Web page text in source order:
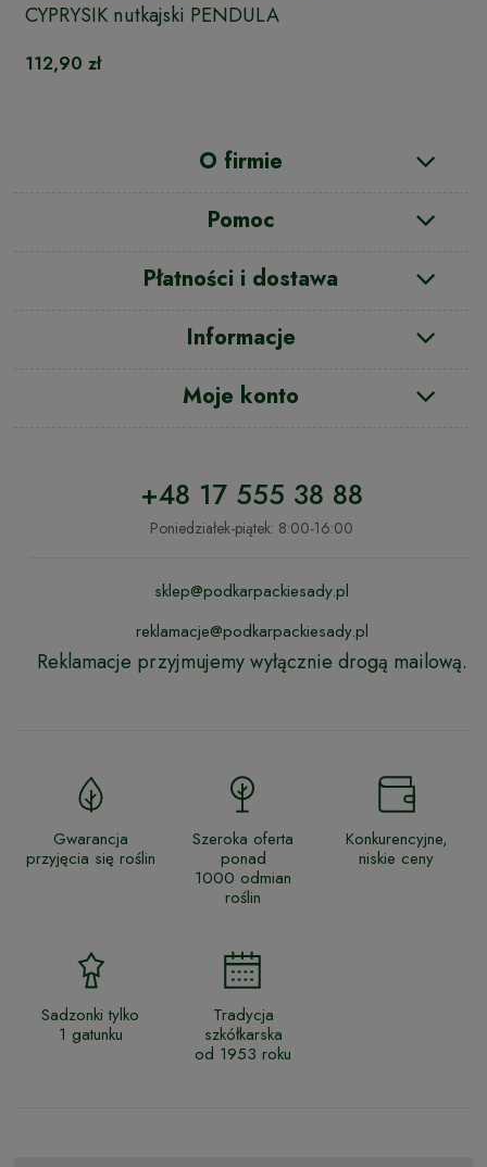
CYPRYSIK nutkajski PENDULA
112,90 zł
O firmie
Pomoc
Płatności i dostawa
Informacje
Moje konto
+48 17 555 38 88
Poniedziałek-piątek: 8:00-16:00
sklep@podkarpackiesady.pl
reklamacje@podkarpackiesady.pl
Reklamacje przyjmujemy wyłącznie drogą mailową.
Gwarancja
przyjęcia się roślin
Szeroka oferta
ponad
1000 odmian
roślin
Konkurencyjne,
niskie ceny
Sadzonki tylko
1 gatunku
Tradycja
szkółkarska
od 1953 roku